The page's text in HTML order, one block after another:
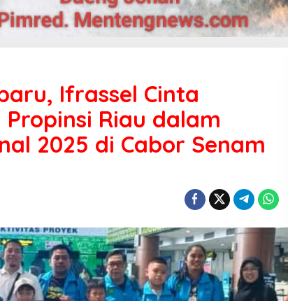
Ifrassel Cinta
Riau dalam
2025 di Cabor Senam